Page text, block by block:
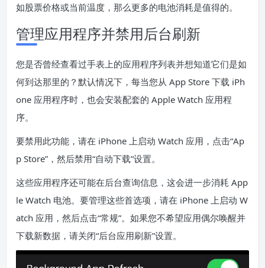
如股票价格或当前温度，那么更多的电池消耗是值得的。
管理应用程序并禁用后台刷新
您是否曾经查看过手表上的应用程序列表并想知道它们是如
何到达那里的？默认情况下，每当您从 App Store 下载 iPh
one 应用程序时，也会安装配套的 Apple Watch 应用程
序。
要禁用此功能，请在 iPhone 上启动 Watch 应用，点击“Ap
p Store”，然后禁用“自动下载”设置。
这些应用程序还可能在后台查询信息，这会进一步消耗 App
le Watch 电池。要管理这些首选项，请在 iPhone 上启动 W
atch 应用，然后点击“常规”。如果您不希望应用偶尔唤醒并
下载新数据，请关闭“后台应用刷新”设置。